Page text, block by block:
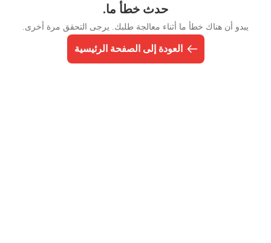
حدث خطأ ما.
يبدو أن هناك خطأ ما أثناء معالجة طلبك. يرجى التحقق مرة أخرى.
العودة إلى الصفحة الرئيسية